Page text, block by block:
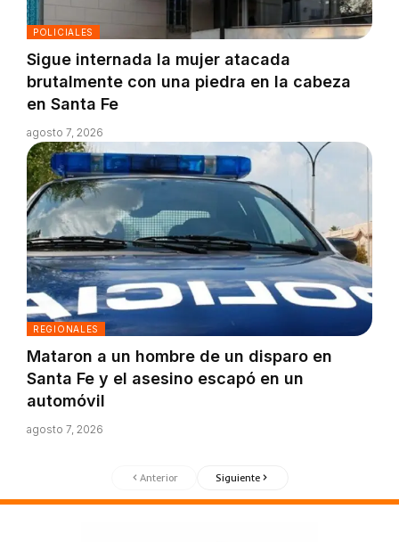
POLICIALES
Sigue internada la mujer atacada
brutalmente con una piedra en la cabeza
en Santa Fe
agosto 7, 2026
REGIONALES
Mataron a un hombre de un disparo en
Santa Fe y el asesino escapó en un
automóvil
agosto 7, 2026
Anterior Siguiente